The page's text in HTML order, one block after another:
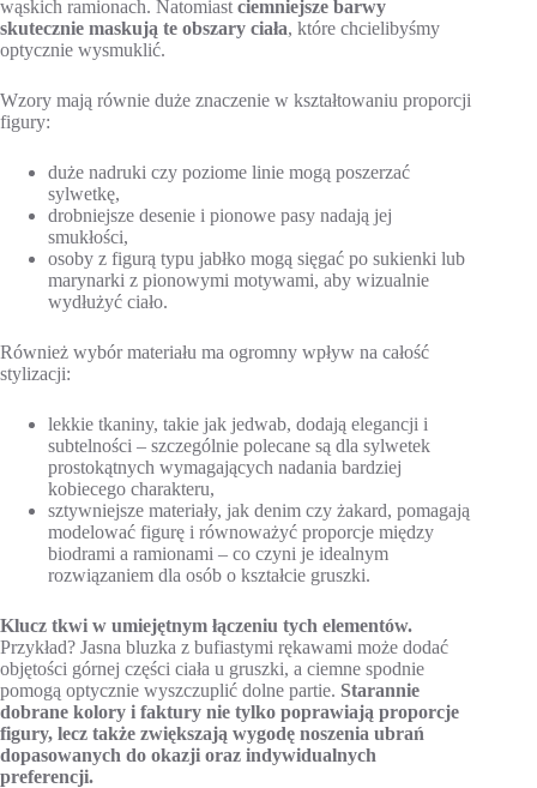
wąskich ramionach. Natomiast ciemniejsze barwy
skutecznie maskują te obszary ciała, które chcielibyśmy
optycznie wysmuklić.
Wzory mają równie duże znaczenie w kształtowaniu proporcji
figury:
duże nadruki czy poziome linie mogą poszerzać
sylwetkę,
drobniejsze desenie i pionowe pasy nadają jej
smukłości,
osoby z figurą typu jabłko mogą sięgać po sukienki lub
marynarki z pionowymi motywami, aby wizualnie
wydłużyć ciało.
Również wybór materiału ma ogromny wpływ na całość
stylizacji:
lekkie tkaniny, takie jak jedwab, dodają elegancji i
subtelności – szczególnie polecane są dla sylwetek
prostokątnych wymagających nadania bardziej
kobiecego charakteru,
sztywniejsze materiały, jak denim czy żakard, pomagają
modelować figurę i równoważyć proporcje między
biodrami a ramionami – co czyni je idealnym
rozwiązaniem dla osób o kształcie gruszki.
Klucz tkwi w umiejętnym łączeniu tych elementów.
Przykład? Jasna bluzka z bufiastymi rękawami może dodać
objętości górnej części ciała u gruszki, a ciemne spodnie
pomogą optycznie wyszczuplić dolne partie. Starannie
dobrane kolory i faktury nie tylko poprawiają proporcje
figury, lecz także zwiększają wygodę noszenia ubrań
dopasowanych do okazji oraz indywidualnych
preferencji.